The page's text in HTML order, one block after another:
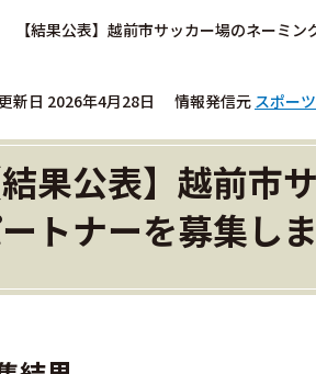
【結果公表】越前市サッカー場のネーミ
新日 2026年4月28日 情報発信元 スポー
結果公表】越前市
トナーを募集し